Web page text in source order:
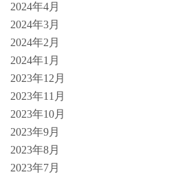
2024年4月
2024年3月
2024年2月
2024年1月
2023年12月
2023年11月
2023年10月
2023年9月
2023年8月
2023年7月